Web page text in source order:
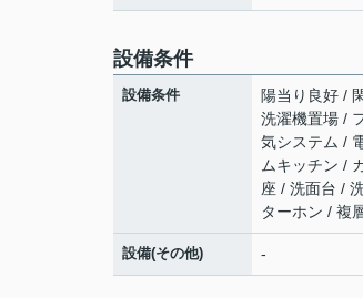
設備条件
設備条件
陽当り良好 /
洗濯機置場 /
気システム /
ムキッチン /
座 / 洗面台 /
ターホン / 複
設備(その他) -